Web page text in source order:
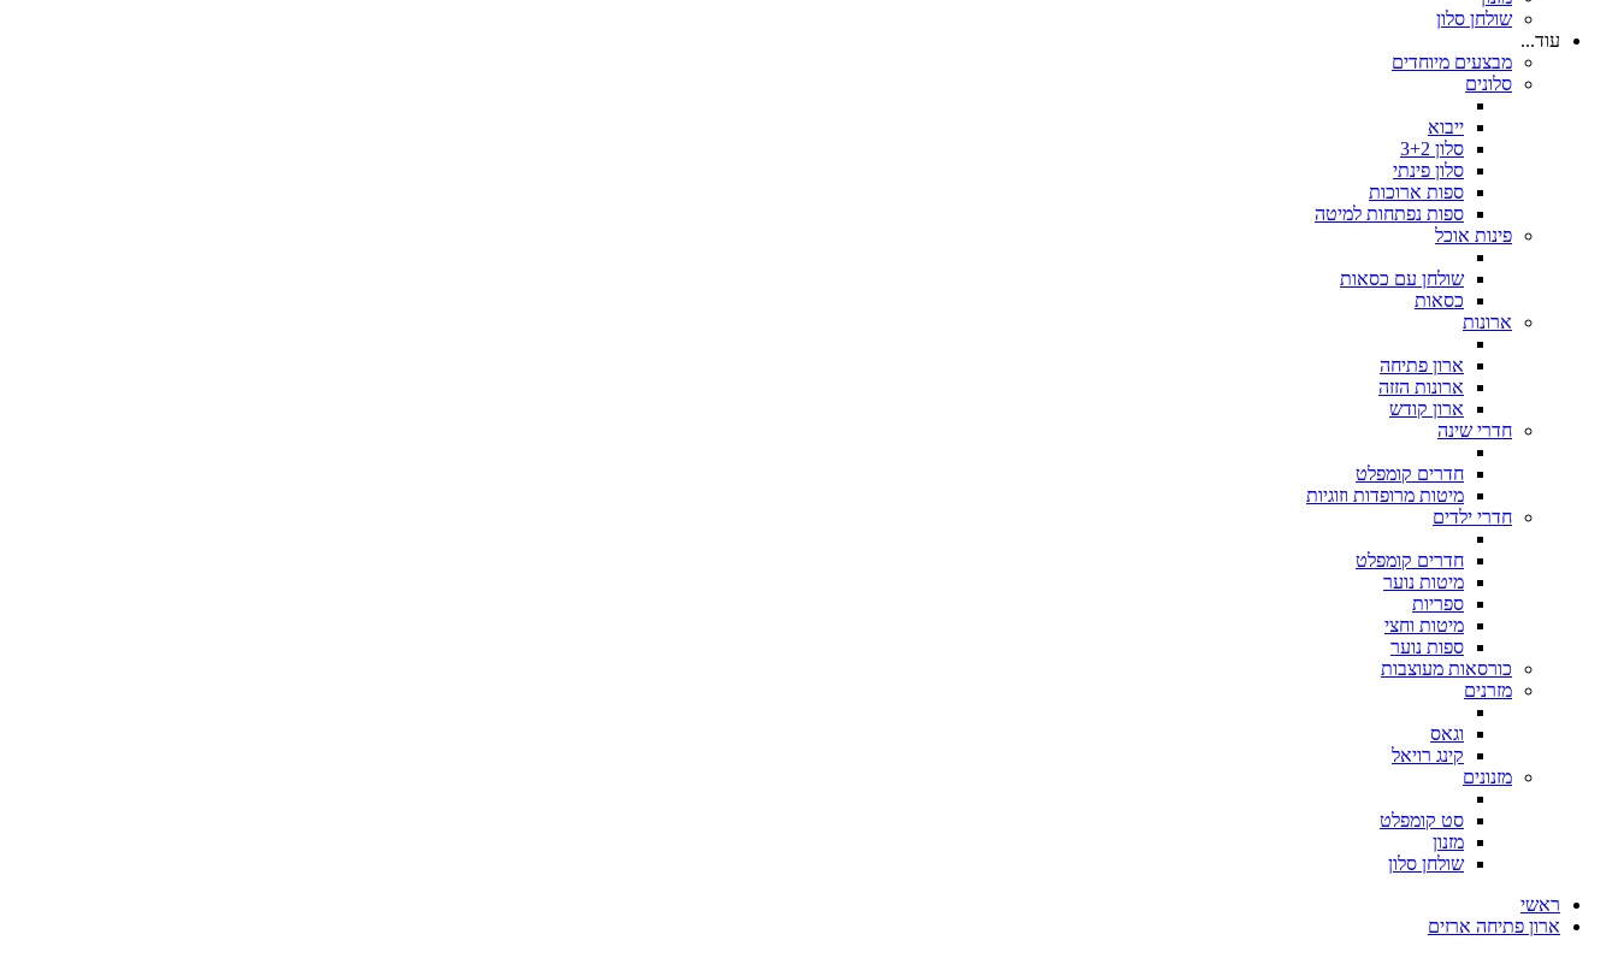
שולחן סלון
עוד...
מבצעים מיוחדים
סלונים
ייבוא
סלון 3+2
סלון פינתי
ספות ארוכות
ספות נפתחות למיטה
פינות אוכל
שולחן עם כסאות
כסאות
ארונות
ארון פתיחה
ארונות הזזה
ארון קודש
חדרי שינה
חדרים קומפלט
מיטות מרופדות וזוגיות
חדרי ילדים
חדרים קומפלט
מיטות נוער
ספריות
מיטות וחצי
ספות נוער
כורסאות מעוצבות
מזרנים
וגאס
קינג רויאל
מזנונים
סט קומפלט
מזנון
שולחן סלון
ראשי
ארון פתיחה ארזים